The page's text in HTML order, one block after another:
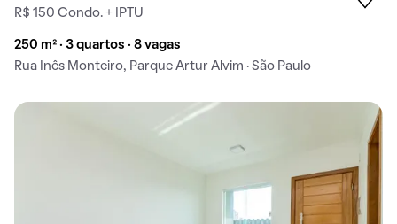
R$ 150 Condo. + IPTU
250 m² · 3 quartos · 8 vagas
Rua Inês Monteiro, Parque Artur Alvim · São Paulo